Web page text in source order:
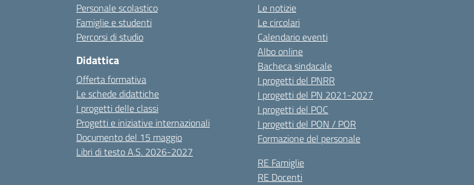
Personale scolastico
Famiglie e studenti
Percorsi di studio
Didattica
Offerta formativa
Le schede didattiche
I progetti delle classi
Progetti e iniziative internazionali
Documento del 15 maggio
Libri di testo A.S. 2026-2027
Le notizie
Le circolari
Calendario eventi
Albo online
Bacheca sindacale
I progetti del PNRR
I progetti del PN 2021-2027
I progetti del POC
I progetti del PON / POR
Formazione del personale
RE Famiglie
RE Docenti